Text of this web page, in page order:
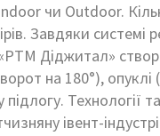
чи Outdoor.
Завдяки системі
Діджитал»
на 180°),
підлогу. Технології
івент-